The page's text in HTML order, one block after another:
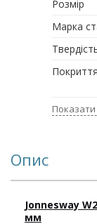
Розмір
Марка
Покриття
Показати
Опис
Jonnesway
мм